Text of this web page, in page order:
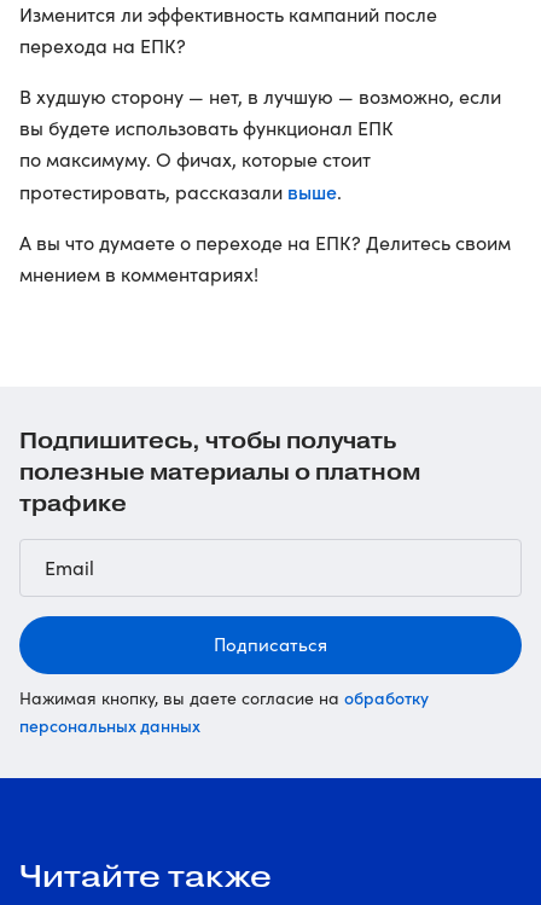
Изменится ли эффективность кампаний после
перехода на ЕПК?
В худшую сторону — нет, в лучшую — возможно, если
вы будете использовать функционал ЕПК
по максимуму. О фичах, которые стоит
протестировать, рассказали выше.
А вы что думаете о переходе на ЕПК? Делитесь своим
мнением в комментариях!
Подпишитесь, чтобы получать
полезные материалы о платном
трафике
Подписаться
Нажимая кнопку, вы даете согласие на обработку
персональных данных
Читайте также